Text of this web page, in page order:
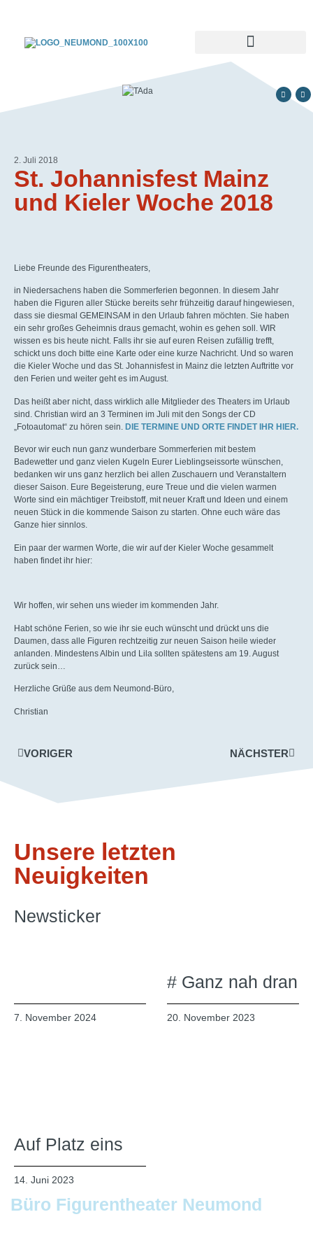
2. Juli 2018
St. Johannisfest Mainz
und Kieler Woche 2018
Liebe Freunde des Figurentheaters,
in Niedersachens haben die Sommerferien begonnen. In diesem Jahr
haben die Figuren aller Stücke bereits sehr frühzeitig darauf hingewiesen,
dass sie diesmal GEMEINSAM in den Urlaub fahren möchten. Sie haben
ein sehr großes Geheimnis draus gemacht, wohin es gehen soll. WIR
wissen es bis heute nicht. Falls ihr sie auf euren Reisen zufällig trefft,
schickt uns doch bitte eine Karte oder eine kurze Nachricht. Und so waren
die Kieler Woche und das St. Johannisfest in Mainz die letzten Auftritte vor
den Ferien und weiter geht es im August.
Das heißt aber nicht, dass wirklich alle Mitglieder des Theaters im Urlaub
sind. Christian wird an 3 Terminen im Juli mit den Songs der CD
„Fotoautomat“ zu hören sein. DIE TERMINE UND ORTE FINDET IHR HIER.
Bevor wir euch nun ganz wunderbare Sommerferien mit bestem
Badewetter und ganz vielen Kugeln Eurer Lieblingseissorte wünschen,
bedanken wir uns ganz herzlich bei allen Zuschauern und Veranstaltern
dieser Saison. Eure Begeisterung, eure Treue und die vielen warmen
Worte sind ein mächtiger Treibstoff, mit neuer Kraft und Ideen und einem
neuen Stück in die kommende Saison zu starten. Ohne euch wäre das
Ganze hier sinnlos.
Ein paar der warmen Worte, die wir auf der Kieler Woche gesammelt
haben findet ihr hier:
Wir hoffen, wir sehen uns wieder im kommenden Jahr.
Habt schöne Ferien, so wie ihr sie euch wünscht und drückt uns die
Daumen, dass alle Figuren rechtzeitig zur neuen Saison heile wieder
anlanden. Mindestens Albin und Lila sollten spätestens am 19. August
zurück sein…
Herzliche Grüße aus dem Neumond-Büro,
Christian
VORIGER NÄCHSTER
Unsere letzten
Neuigkeiten
Newsticker
7. November 2024
# Ganz nah dran
20. November 2023
Auf Platz eins
14. Juni 2023
Büro Figurentheater Neumond